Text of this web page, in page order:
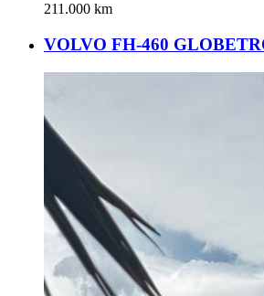
211.000 km
VOLVO FH-460